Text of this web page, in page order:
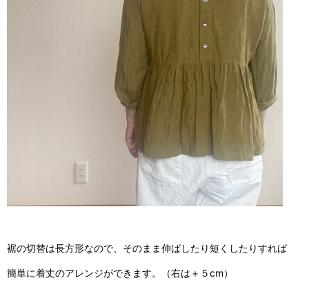
裾の切替は長方形なので、そのまま伸ばしたり短くしたりすれば
簡単に着丈のアレンジができます。（右は＋５cm）